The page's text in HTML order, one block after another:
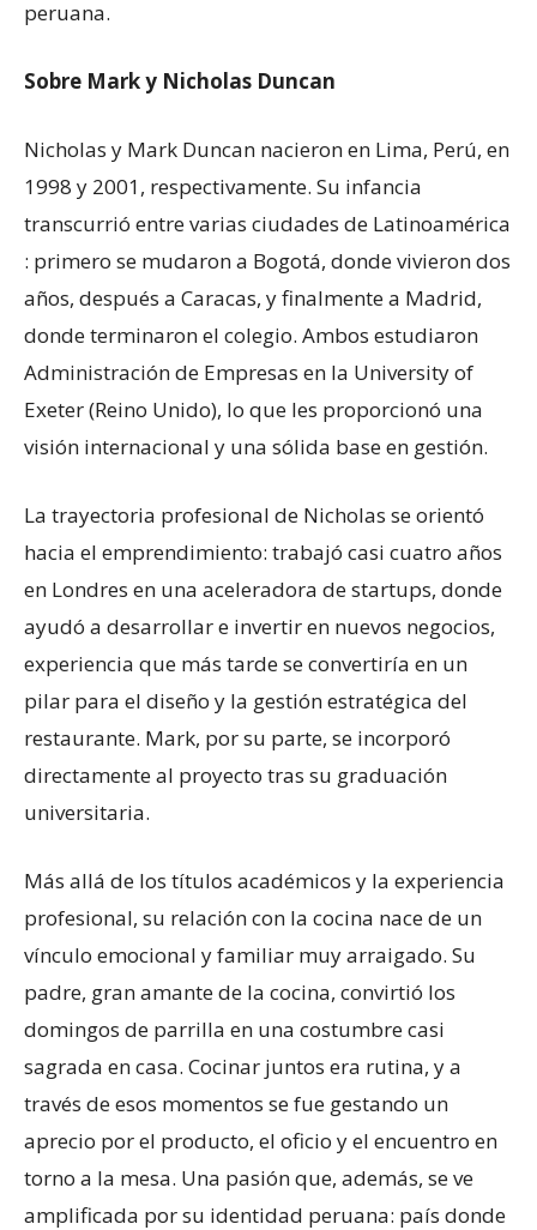
peruana.
Sobre Mark y Nicholas Duncan
Nicholas y Mark Duncan nacieron en Lima, Perú, en
1998 y 2001, respectivamente. Su infancia
transcurrió entre varias ciudades de Latinoamérica
: primero se mudaron a Bogotá, donde vivieron dos
años, después a Caracas, y finalmente a Madrid,
donde terminaron el colegio. Ambos estudiaron
Administración de Empresas en la University of
Exeter (Reino Unido), lo que les proporcionó una
visión internacional y una sólida base en gestión.
La trayectoria profesional de Nicholas se orientó
hacia el emprendimiento: trabajó casi cuatro años
en Londres en una aceleradora de startups, donde
ayudó a desarrollar e invertir en nuevos negocios,
experiencia que más tarde se convertiría en un
pilar para el diseño y la gestión estratégica del
restaurante. Mark, por su parte, se incorporó
directamente al proyecto tras su graduación
universitaria.
Más allá de los títulos académicos y la experiencia
profesional, su relación con la cocina nace de un
vínculo emocional y familiar muy arraigado. Su
padre, gran amante de la cocina, convirtió los
domingos de parrilla en una costumbre casi
sagrada en casa. Cocinar juntos era rutina, y a
través de esos momentos se fue gestando un
aprecio por el producto, el oficio y el encuentro en
torno a la mesa. Una pasión que, además, se ve
amplificada por su identidad peruana: país donde